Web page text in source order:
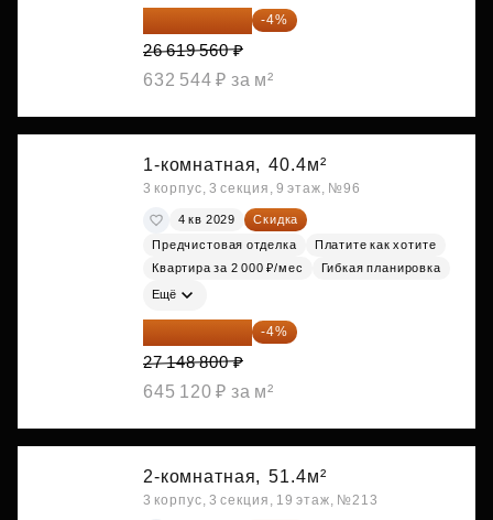
25 554 778 ₽ -4%
26 619 560 ₽
632 544 ₽ за м²
1-комнатная, 40.4м²
3 корпус, 3 секция, 9 этаж, №96
4 кв 2029
Скидка
Предчистовая отделка
Платите как хотите
Квартира за 2 000 ₽/мес
Гибкая планировка
Ещё
26 062 848 ₽ -4%
27 148 800 ₽
645 120 ₽ за м²
2-комнатная, 51.4м²
3 корпус, 3 секция, 19 этаж, №213